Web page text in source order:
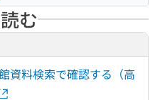
む
資料検索で確認する（高